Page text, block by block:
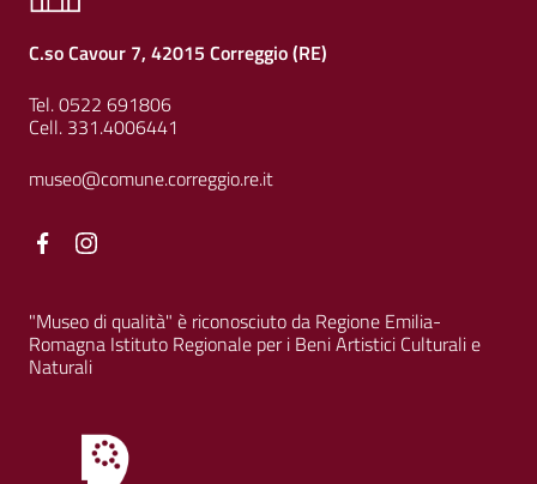
C.so Cavour 7, 42015 Correggio (RE)
Tel. 0522 691806
Cell. 331.4006441
museo@comune.correggio.re.it
Facebook
"Museo di qualità" è riconosciuto da Regione Emilia-
Romagna Istituto Regionale per i Beni Artistici Culturali e
Naturali